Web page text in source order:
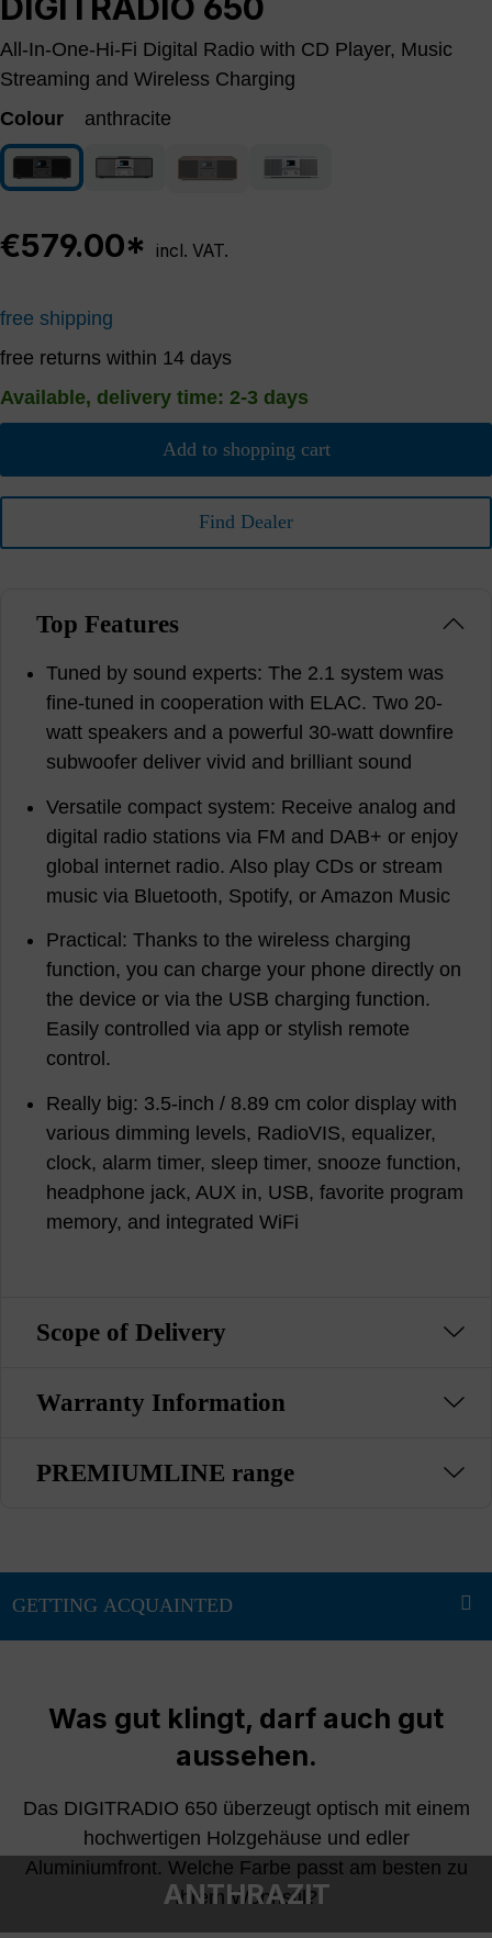
All-In-One-Hi-Fi Digital Radio with CD Player, Music
Streaming and Wireless Charging
Colour
anthracite
anthracite anthracite/silverwalnut/anthracite
(This option is currently unavailable.)
white/silver
€579.00* incl. VAT.
free shipping
free returns within 14 days
Available, delivery time: 2-3 days
Add to shopping cart
Find Dealer
Top Features
Tuned by sound experts: The 2.1 system was
fine-tuned in cooperation with ELAC. Two 20-
watt speakers and a powerful 30-watt downfire
subwoofer deliver vivid and brilliant sound
Versatile compact system: Receive analog and
digital radio stations via FM and DAB+ or enjoy
global internet radio. Also play CDs or stream
music via Bluetooth, Spotify, or Amazon Music
Practical: Thanks to the wireless charging
function, you can charge your phone directly on
the device or via the USB charging function.
Easily controlled via app or stylish remote
control.
Really big: 3.5-inch / 8.89 cm color display with
various dimming levels, RadioVIS, equalizer,
clock, alarm timer, sleep timer, snooze function,
headphone jack, AUX in, USB, favorite program
memory, and integrated WiFi
Scope of Delivery
Warranty Information
PREMIUMLINE range
Was gut klingt, darf auch gut
aussehen.
Das DIGITRADIO 650 überzeugt optisch mit einem
hochwertigen Holzgehäuse und edler
Aluminiumfront. Welche Farbe passt am besten zu
Ihrem Wohnstil?
ANTHRAZIT